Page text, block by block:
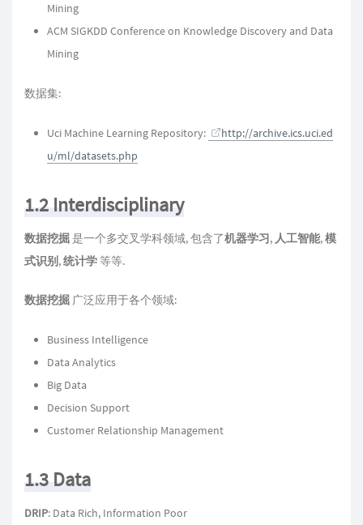
Mining
ACM SIGKDD Conference on Knowledge Discovery and Data
Mining
数据集:
Uci Machine Learning Repository:
http://archive.ics.uci.ed
u/ml/datasets.php
1.2 Interdisciplinary
数据挖掘 是一个多交叉学科领域, 包含了机器学习, 人工智能,模
式识别,统计学等等.
数据挖掘 广泛应用于各个领域:
Business Intelligence
Data Analytics
Big Data
Decision Support
Customer Relationship Management
1.3 Data
DRIP: Data Rich, Information Poor